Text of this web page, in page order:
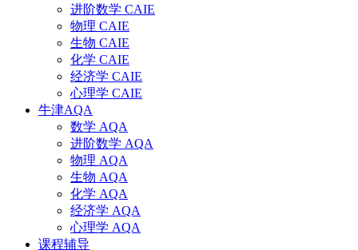
进阶数学 CAIE
物理 CAIE
生物 CAIE
化学 CAIE
经济学 CAIE
心理学 CAIE
牛津AQA
数学 AQA
进阶数学 AQA
物理 AQA
生物 AQA
化学 AQA
经济学 AQA
心理学 AQA
课程辅导